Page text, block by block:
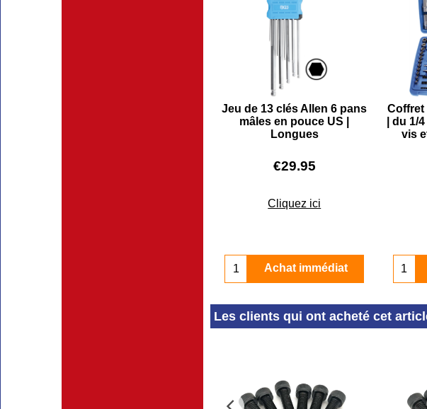
Jeu de 13 clés Allen 6 pans
mâles en pouce US |
Longues
€29.95
Cliquez ici
Achat immédiat
Coffret
| du 1/
vis
Les clients qui ont acheté cet